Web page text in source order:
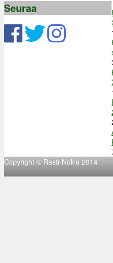
Seuraa
Copyright © Rasti-Nokia 2014